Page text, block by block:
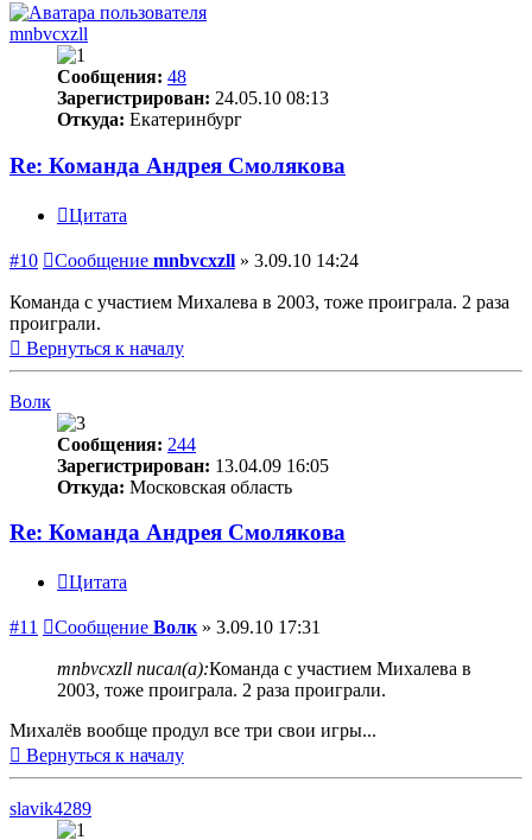
mnbvcxzll
Сообщения: 48
Зарегистрирован: 24.05.10 08:13
Откуда: Екатеринбург
Re: Команда Андрея Смолякова
Цитата
#10 Сообщение mnbvcxzll » 3.09.10 14:24
Команда с участием Михалева в 2003, тоже проиграла. 2 раза
проиграли.
Вернуться к началу
Волк
Сообщения: 244
Зарегистрирован: 13.04.09 16:05
Откуда: Московская область
Re: Команда Андрея Смолякова
Цитата
#11 Сообщение Волк » 3.09.10 17:31
mnbvcxzll писал(а):Команда с участием Михалева в
2003, тоже проиграла. 2 раза проиграли.
Михалёв вообще продул все три свои игры...
Вернуться к началу
slavik4289